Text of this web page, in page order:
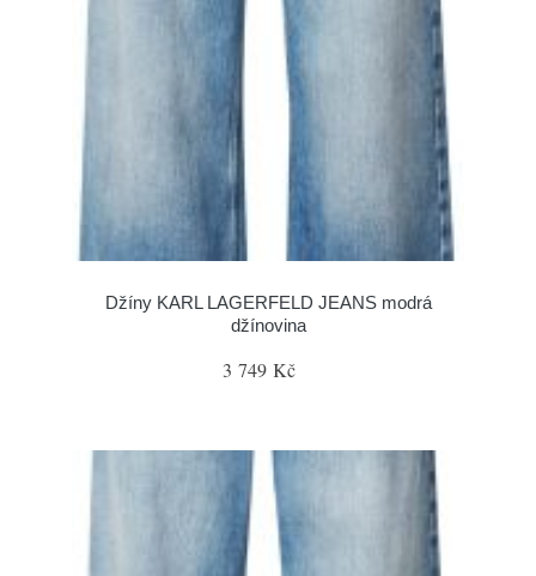
Džíny KARL LAGERFELD JEANS modrá
džínovina
3 749 Kč